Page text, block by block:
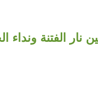
نار الفتنة ونداء